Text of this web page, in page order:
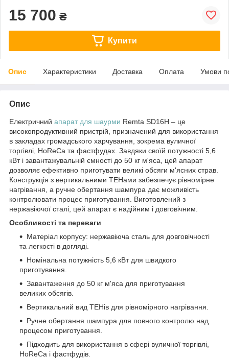
15 700 ₴
Купити
Опис Характеристики Доставка Оплата Умови
Опис
Електричний апарат для шаурми Remta SD16H – це
високопродуктивний пристрій, призначений для використання
в закладах громадського харчування, зокрема вуличної
торгівлі, HoReCa та фастфудах. Завдяки своїй потужності 5,6
кВт і завантажувальній ємності до 50 кг м'яса, цей апарат
дозволяє ефективно приготувати великі обсяги м'ясних страв.
Конструкція з вертикальними ТЕНами забезпечує рівномірне
нагрівання, а ручне обертання шампура дає можливість
контролювати процес приготування. Виготовлений з
нержавіючої сталі, цей апарат є надійним і довговічним.
Особливості та переваги
Матеріал корпусу: нержавіюча сталь для довговічності
та легкості в догляді.
Номінальна потужність 5,6 кВт для швидкого
приготування.
Завантаження до 50 кг м'яса для приготування
великих обсягів.
Вертикальний вид ТЕНів для рівномірного нагрівання.
Ручне обертання шампура для повного контролю над
процесом приготування.
Підходить для використання в сфері вуличної торгівлі,
HoReCa і фастфудів.